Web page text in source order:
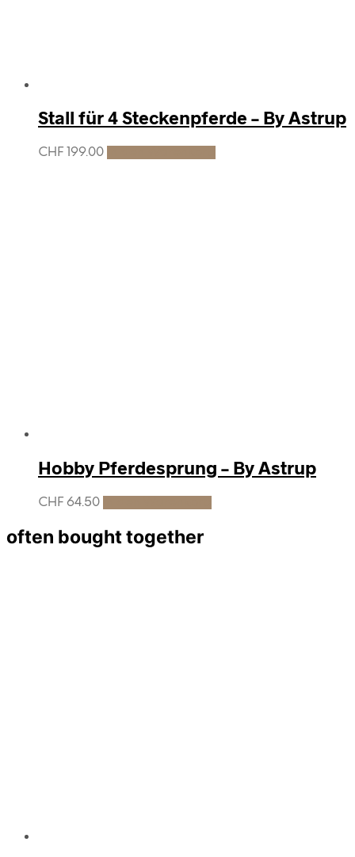
Stall für 4 Steckenpferde – By Astrup
CHF 199.00
Hobby Pferdesprung – By Astrup
CHF 64.50
often bought together